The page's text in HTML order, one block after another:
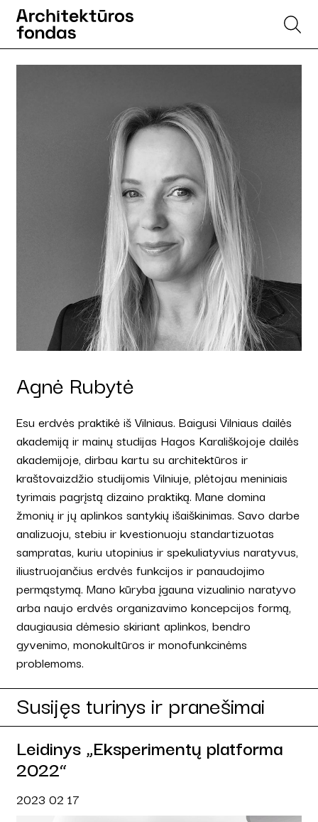
Agnė Rubytė
Esu erdvės praktikė iš Vilniaus. Baigusi Vilniaus dailės
akademiją ir mainų studijas Hagos Karališkojoje dailės
akademijoje, dirbau kartu su architektūros ir
kraštovaizdžio studijomis Vilniuje, plėtojau meniniais
tyrimais pagrįstą dizaino praktiką. Mane domina
žmonių ir jų aplinkos santykių išaiškinimas. Savo darbe
analizuoju, stebiu ir kvestionuoju standartizuotas
sampratas, kuriu utopinius ir spekuliatyvius naratyvus,
iliustruojančius erdvės funkcijos ir panaudojimo
permąstymą. Mano kūryba įgauna vizualinio naratyvo
arba naujo erdvės organizavimo koncepcijos formą,
daugiausia dėmesio skiriant aplinkos, bendro
gyvenimo, monokultūros ir monofunkcinėms
problemoms.
Susijęs turinys ir pranešimai
Leidinys „Eksperimentų platforma
2022“
2023 02 17